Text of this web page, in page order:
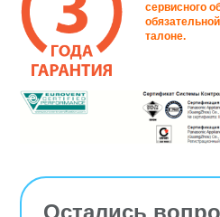
сервисного
талоне.
Остались